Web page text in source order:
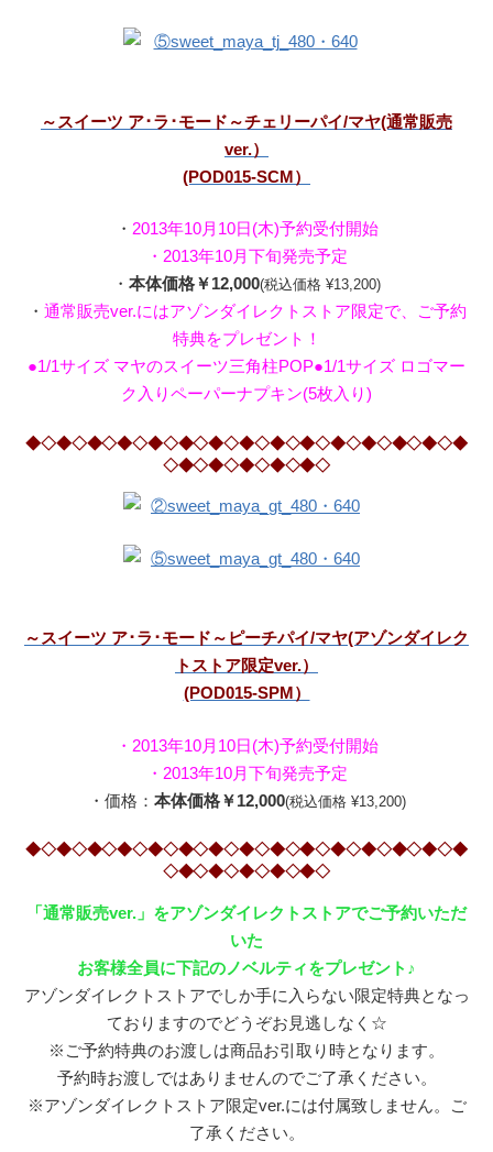
～スイーツ ア･ラ･モード～チェリーパイ/マヤ(通常販売
ver.）
(POD015-SCM）
・ 2013年10月10日(木)予約受付開始
・2013年10月下旬発売予定
・ 本体価格￥12,000(税込価格 ¥13,200)
・ 通常販売ver.にはアゾンダイレクトストア限定で、ご予約
特典をプレゼント！
●1/1サイズ マヤのスイーツ三角柱POP●1/1サイズ ロゴマー
ク入りペーパーナプキン(5枚入り)
◆◇◆◇◆◇◆◇◆◇◆◇◆◇◆◇◆◇◆◇◆◇◆◇◆◇◆◇◆
◇◆◇◆◇◆◇◆◇◆◇
～スイーツ ア･ラ･モード～ピーチパイ/マヤ(アゾンダイレク
トストア限定ver.）
(POD015-SPM）
・2013年10月10日(木)予約受付開始
・2013年10月下旬発売予定
・価格： 本体価格￥12,000(税込価格 ¥13,200)
◆◇◆◇◆◇◆◇◆◇◆◇◆◇◆◇◆◇◆◇◆◇◆◇◆◇◆◇◆
◇◆◇◆◇◆◇◆◇◆◇
「通常販売ver.」をアゾンダイレクトストアでご予約いただ
いた
お客様全員に下記のノベルティをプレゼント♪
アゾンダイレクトストアでしか手に入らない限定特典となっ
ておりますのでどうぞお見逃しなく☆
※ご予約特典のお渡しは商品お引取り時となります。
予約時お渡しではありませんのでご了承ください。
※アゾンダイレクトストア限定ver.には付属致しません。ご
了承ください。